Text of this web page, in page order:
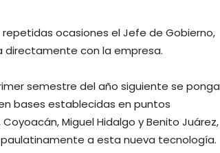
ocasiones el Jefe de Gobierno,
directamente con la empresa.
semestre del año siguiente se ponga
bases establecidas en puntos
Miguel Hidalgo y Benito Juárez,
a esta nueva tecnología.